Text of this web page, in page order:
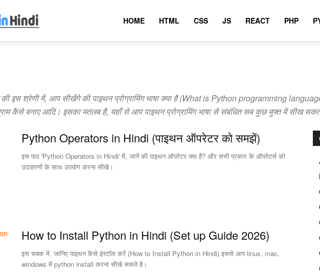
Hindi
HOME HTML CSS JS REACT PHP
इस श्रेणी में, आप सीखेंगे की पाइथन प्रोग्रामिंग भाषा क्या है (What is Python programming
कैसे बनाए आदि। इसका मतलब है, यहाँ से आप पाइथन प्रोग्रामिंग भाषा से संबंधित सब कुछ मुफ्त में सीख
Python Operators in Hindi (पाइथन ऑपरेटर को समझें)
इस पाठ 'Python Operators in Hindi' में, जानें की पाइथन ऑपरेटर क्या है? और सभी प्रकार के ऑपरेटर्स को
उदाहरणों के साथ उपयोग करना सीखे।
How to Install Python in Hindi (Set up Guide 2026)
इस सबक में, जानिए पाइथन कैसे इंस्टॉल करें (How to Install Python in Hindi) इससे आप linux, mac,
windows में python install करना सीखे सकते है।